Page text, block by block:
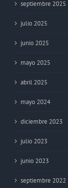
septiembre 2025
julio 2025
junio 2025
mayo 2025
abril 2025
mayo 2024
diciembre 2023
julio 2023
junio 2023
septiembre 2022